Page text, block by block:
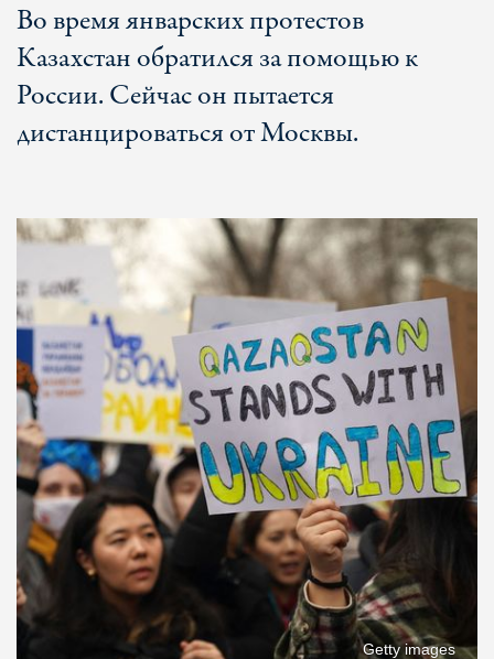
Во время январских протестов
Казахстан обратился за помощью к
России. Сейчас он пытается
дистанцироваться от Москвы.
Getty images